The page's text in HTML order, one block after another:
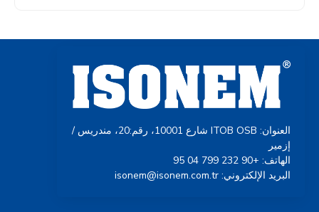
العنوان: ITOB OSB شارع 10001، رقم:20، مندريس /
إزمير
الهاتف: +90 232 799 04 95
البريد الإلكتروني: isonem@isonem.com.tr